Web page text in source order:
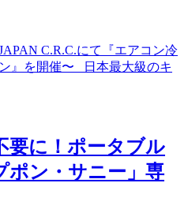
C.R.C.にて『エアコン冷
』を開催〜 日本最大級のキ
要に！ポータブル
ポン・サニー」専